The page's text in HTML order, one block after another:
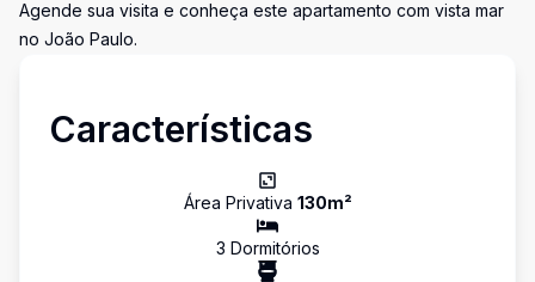
Agende sua visita e conheça este apartamento com vista mar
no João Paulo.
Características
Área Privativa 130m²
3 Dormitórios